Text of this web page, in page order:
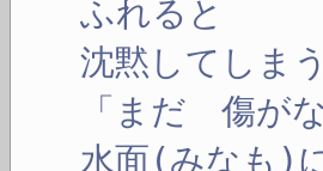
ふれると
沈黙してしま
「まだ 傷が
水面(みなも)